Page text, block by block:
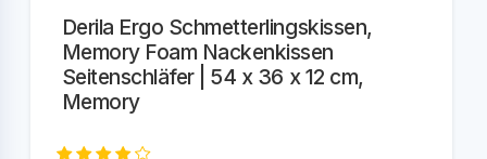
Derila Ergo Schmetterlingskissen,
Memory Foam Nackenkissen
Seitenschläfer | 54 x 36 x 12 cm,
Memory